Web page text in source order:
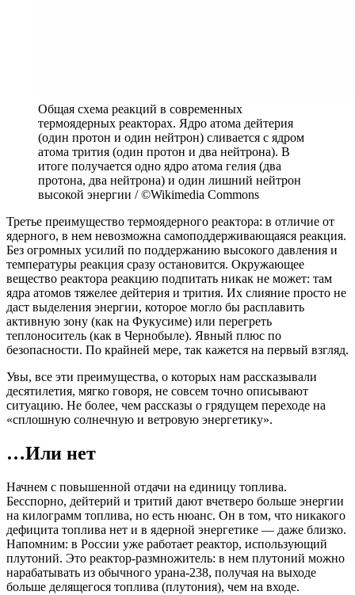
Общая схема реакций в современных
термоядерных реакторах. Ядро атома дейтерия
(один протон и один нейтрон) сливается с ядром
атома трития (один протон и два нейтрона). В
итоге получается одно ядро атома гелия (два
протона, два нейтрона) и один лишний нейтрон
высокой энергии / ©Wikimedia Commons
Третье преимущество термоядерного реактора: в отличие от
ядерного, в нем невозможна самоподдерживающаяся реакция.
Без огромных усилий по поддержанию высокого давления и
температуры реакция сразу остановится. Окружающее
вещество реактора реакцию подпитать никак не может: там
ядра атомов тяжелее дейтерия и трития. Их слияние просто не
даст выделения энергии, которое могло бы расплавить
активную зону (как на Фукусиме) или перегреть
теплоноситель (как в Чернобыле). Явный плюс по
безопасности. По крайней мере, так кажется на первый взгляд.
Увы, все эти преимущества, о которых нам рассказывали
десятилетия, мягко говоря, не совсем точно описывают
ситуацию. Не более, чем рассказы о грядущем переходе на
«сплошную солнечную и ветровую энергетику».
…Или нет
Начнем с повышенной отдачи на единицу топлива.
Бесспорно, дейтерий и тритий дают вчетверо больше энергии
на килограмм топлива, но есть нюанс. Он в том, что никакого
дефицита топлива нет и в ядерной энергетике — даже близко.
Напомним: в России уже работает реактор, использующий
плутоний. Это реактор-размножитель: в нем плутоний можно
нарабатывать из обычного урана-238, получая на выходе
больше делящегося топлива (плутония), чем на входе.